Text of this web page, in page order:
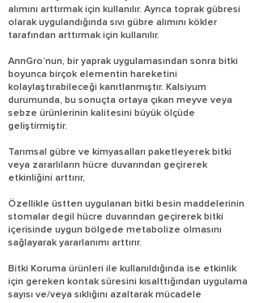
alımını arttırmak için kullanılır. Ayrıca toprak gübresi
olarak uygulandığında sıvı gübre alımını kökler
tarafından arttırmak için kullanılır.
AnnGro’nun, bir yaprak uygulamasından sonra bitki
boyunca birçok elementin hareketini
kolaylaştırabileceği kanıtlanmıştır. Kalsiyum
durumunda, bu sonuçta ortaya çıkan meyve veya
sebze ürünlerinin kalitesini büyük ölçüde
geliştirmiştir.
Tarımsal gübre ve kimyasalları paketleyerek bitki
veya zararlıların hücre duvarından geçirerek
etkinliğini arttırır,
Özellikle üstten uygulanan bitki besin maddelerinin
stomalar degil hücre duvarından geçirerek bitki
içerisinde uygun bölgede metabolize olmasını
sağlayarak yararlanımı arttırır.
Bitki Koruma ürünleri ile kullanıldığında ise etkinlik
için gereken kontak süresini kısalttığından uygulama
sayısı ve/veya sıklığını azaltarak mücadele